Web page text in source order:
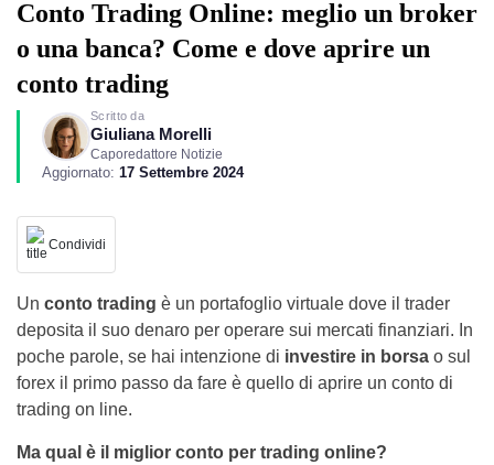
Conto Trading Online: meglio un broker
o una banca? Come e dove aprire un
conto trading
Scritto da
Giuliana Morelli
Caporedattore Notizie
Aggiornato: 17 Settembre 2024
Condividi
Un conto trading è un portafoglio virtuale dove il trader
deposita il suo denaro per operare sui mercati finanziari. In
poche parole, se hai intenzione di investire in borsa o sul
forex il primo passo da fare è quello di aprire un conto di
trading on line.
Ma qual è il miglior conto per trading online?